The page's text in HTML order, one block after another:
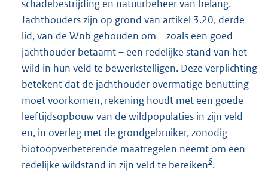
schadebestrijding en natuurbeheer van belang.
Jachthouders zijn op grond van artikel 3.20, derde
lid, van de Wnb gehouden om – zoals een goed
jachthouder betaamt – een redelijke stand van het
wild in hun veld te bewerkstelligen. Deze verplichting
betekent dat de jachthouder overmatige benutting
moet voorkomen, rekening houdt met een goede
leeftijdsopbouw van de wildpopulaties in zijn veld
en, in overleg met de grondgebruiker, zonodig
biotoopverbeterende maatregelen neemt om een
redelijke wildstand in zijn veld te bereiken6.